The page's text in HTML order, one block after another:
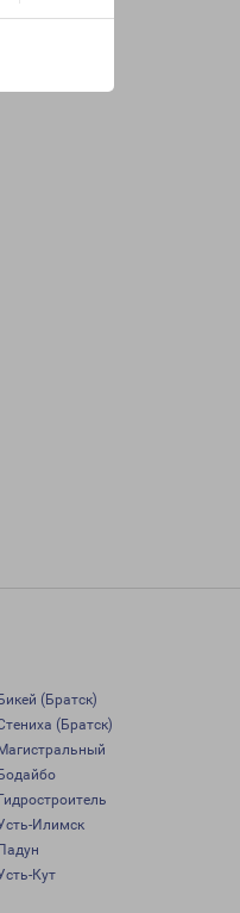
(Братск)
(Братск)
Илимск
Кут